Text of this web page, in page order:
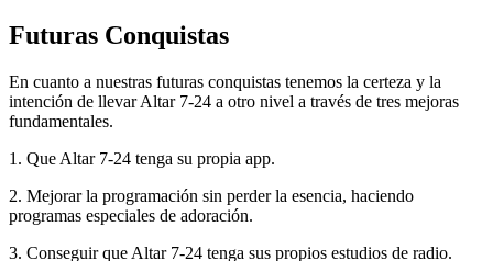
Futuras Conquistas
En cuanto a nuestras futuras conquistas tenemos la certeza y la
intención de llevar Altar 7-24 a otro nivel a través de tres mejoras
fundamentales.
1. Que Altar 7-24 tenga su propia app.
2. Mejorar la programación sin perder la esencia, haciendo
programas especiales de adoración.
3. Conseguir que Altar 7-24 tenga sus propios estudios de radio.